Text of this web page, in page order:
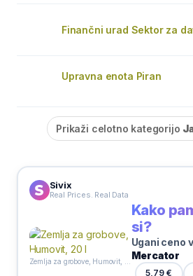
Finančni urad Sektor za
Upravna enota Piran
Prikaži celotno kategorijo
Sivix
Real Prices. Real Data
Kako
si?
Ugani ceno
Mercator
5,79 €